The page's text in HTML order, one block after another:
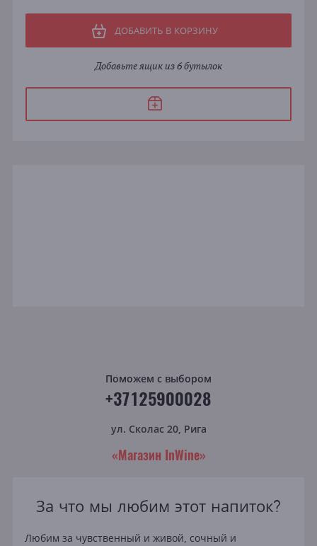
ДОБАВИТЬ В КОРЗИНУ
Добавьте ящик из 6 бутылок
Поможем с выбором
+37125900028
ул. Сколас 20, Рига
«Магазин InWine»
За что мы любим этот напиток?
Любим за чувственный и живой, сочный и